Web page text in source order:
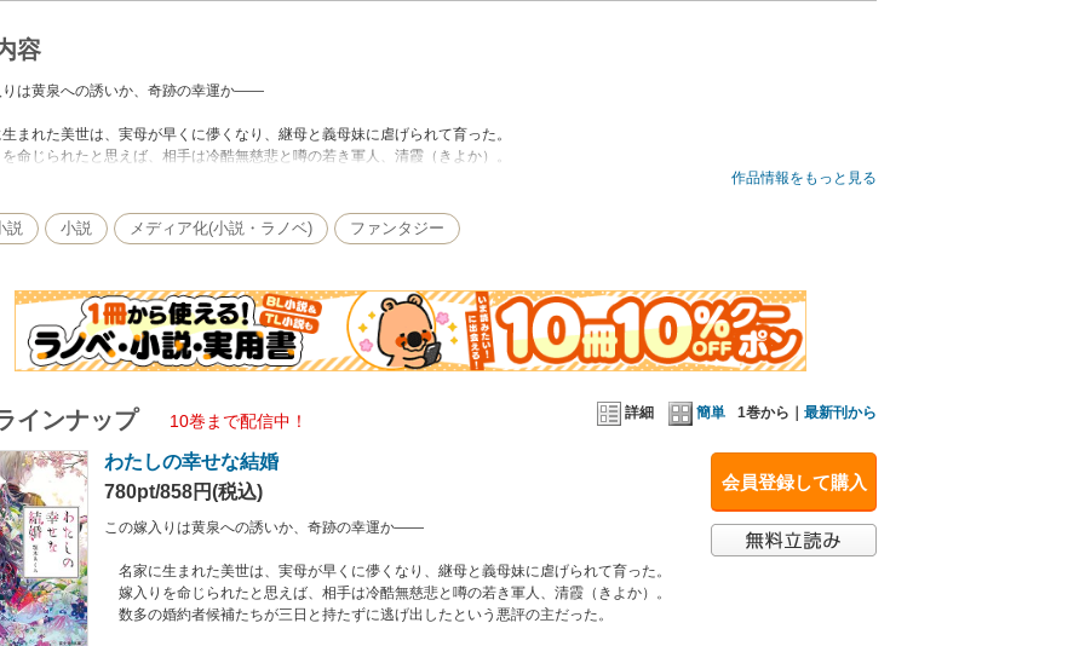
容
りは黄泉への誘いか、奇跡の幸運か――
まれた美世は、実母が早くに儚くなり、継母と義母妹に虐げられて育った。
命じられたと思えば、相手は冷酷無慈悲と噂の若き軍人、清霞（きよか）。
れることを覚悟して久堂家の門を叩いた美世の前に現れたのは、色素の薄い美貌の男。
辛く当たられた美世だけれど、実家に帰ることもできず日々料理を作るうちに、少しずつ清霞と心を通わせていく――。
少女があいされて幸せになるまでの物語。
作品情報をもっと見る
説 小説 メディア化(小説・ラノベ) ファンタジー
詳細 簡単 1巻から｜ 最新刊から
インナップ 10巻まで配信中！
会員登録して購入
わたしの幸せな結婚
780pt/858円(税込)
この嫁入りは黄泉への誘いか、奇跡の幸運か――
名家に生まれた美世は、実母が早くに儚くなり、継母と義母妹に虐げられて育った。
嫁入りを命じられたと思えば、相手は冷酷無慈悲と噂の若き軍人、清霞（きよか）。
数多の婚約者候補たちが三日と持たずに逃げ出したという悪評の主だった。